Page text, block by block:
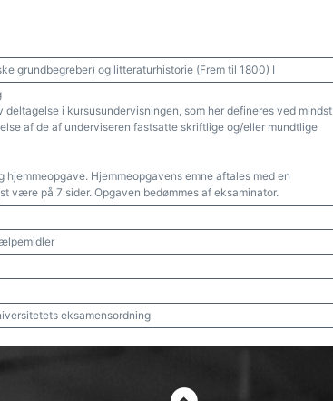
grundbegreber) og litteraturhistorie (Frem til 1800) I
i kursusundervisningen, som her defineres ved mindst
af de af underviseren fastsatte skriftlige og/eller mundtlige
hjemmeopgave. Hjemmeopgavens emne aftales med en
være på 7 sider. Opgaven bedømmes af eksaminator.
eksamensordning